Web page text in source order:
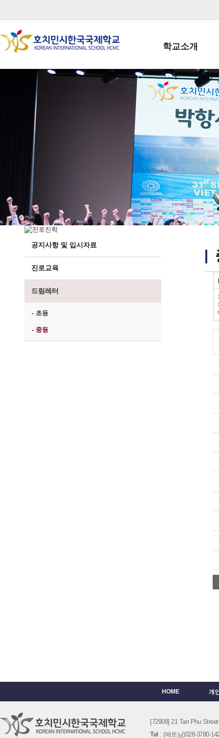
학교소개
학교장인사말
학생회장인사말
학교상징
학교 CI
교직원현황
학생현황
위치/전화
전경사진
공지사항 및 입시자료
진로교육
드림레터
- 초등
- 중등
HOME 개
[72908] 21 Tan Phu
Tel : (베트남)028-3780-